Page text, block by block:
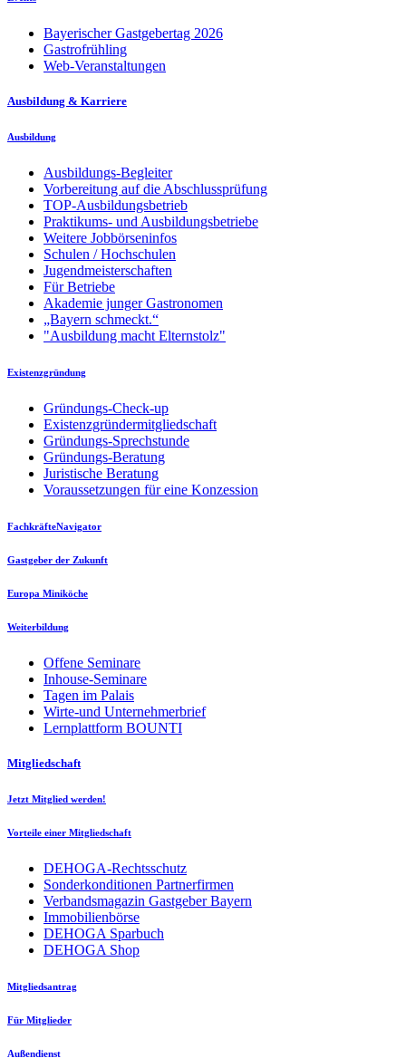
Bayerischer Gastgebertag 2026
Gastrofrühling
Web-Veranstaltungen
Ausbildung & Karriere
Ausbildung
Ausbildungs-Begleiter
Vorbereitung auf die Abschlussprüfung
TOP-Ausbildungsbetrieb
Praktikums- und Ausbildungsbetriebe
Weitere Jobbörseninfos
Schulen / Hochschulen
Jugendmeisterschaften
Für Betriebe
Akademie junger Gastronomen
„Bayern schmeckt.“
"Ausbildung macht Elternstolz"
Existenzgründung
Gründungs-Check-up
Existenzgründermitgliedschaft
Gründungs-Sprechstunde
Gründungs-Beratung
Juristische Beratung
Voraussetzungen für eine Konzession
FachkräfteNavigator
Gastgeber der Zukunft
Europa Miniköche
Weiterbildung
Offene Seminare
Inhouse-Seminare
Tagen im Palais
Wirte-und Unternehmerbrief
Lernplattform BOUNTI
Mitgliedschaft
Jetzt Mitglied werden!
Vorteile einer Mitgliedschaft
DEHOGA-Rechtsschutz
Sonderkonditionen Partnerfirmen
Verbandsmagazin Gastgeber Bayern
Immobilienbörse
DEHOGA Sparbuch
DEHOGA Shop
Mitgliedsantrag
Für Mitglieder
Außendienst